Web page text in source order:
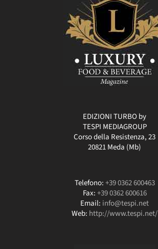
EDIZIONI TURBO by
TESPI MEDIAGROUP
Corso della Resistenza, 23
20821 Meda (Mb)
Telefono:+39 0362 600463
Fax:+39 0362 600616
Email: info@tespi.net
Web: http://www.tespi.net/